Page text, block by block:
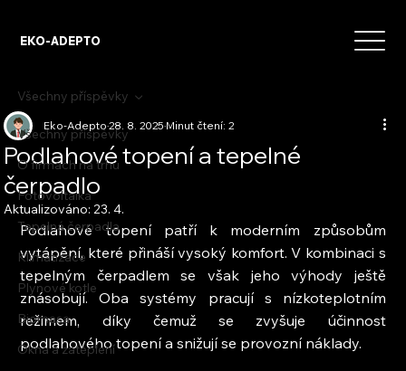
EKO-ADEPTO
Všechny příspěvky
O firmách na trhu
Fotovoltaika
Tepelná čerpadla
Klimatizace
Plynové kotle
Biomasa
Okna a zateplení
Všechny příspěvky
Podlahové topení a tepelné
čerpadlo
Eko-Adepto28. 8. 2025Minut čtení: 2
Aktualizováno:23. 4.
Podlahové topení patří k moderním způsobům
vytápění, které přináší vysoký komfort. V kombinaci s
tepelným čerpadlem se však jeho výhody ještě
znásobují. Oba systémy pracují s nízkoteplotním
režimem, díky čemuž se zvyšuje účinnost
podlahového topení a snižují se provozní náklady.